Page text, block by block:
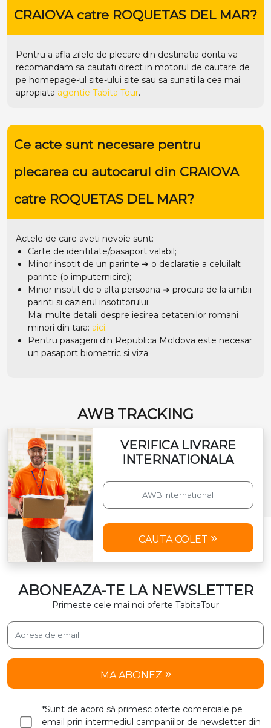
CRAIOVA catre ROQUETAS DEL MAR?
Pentru a afla zilele de plecare din destinatia dorita va
recomandam sa cautati direct in motorul de cautare de
pe homepage-ul site-ului site sau sa sunati la cea mai
apropiata agentie Tabita Tour.
Ce acte sunt necesare pentru
plecarea cu autocarul din CRAIOVA
catre ROQUETAS DEL MAR?
Actele de care aveti nevoie sunt:
Carte de identitate/pasaport valabil;
Minor insotit de un parinte ➜ o declaratie a celuilalt
parinte (o imputernicire);
Minor insotit de o alta persoana ➜ procura de la ambii
parinti si cazierul insotitorului;
Mai multe detalii despre iesirea cetatenilor romani
minori din tara: aici.
Pentru pasagerii din Republica Moldova este necesar
un pasaport biometric si viza
AWB TRACKING
VERIFICA LIVRARE
INTERNATIONALA
CAUTA COLET
ABONEAZA-TE LA NEWSLETTER
Primeste cele mai noi oferte TabitaTour
MA ABONEZ
*Sunt de acord să primesc oferte comerciale pe
email prin intermediul campaniilor de newsletter din